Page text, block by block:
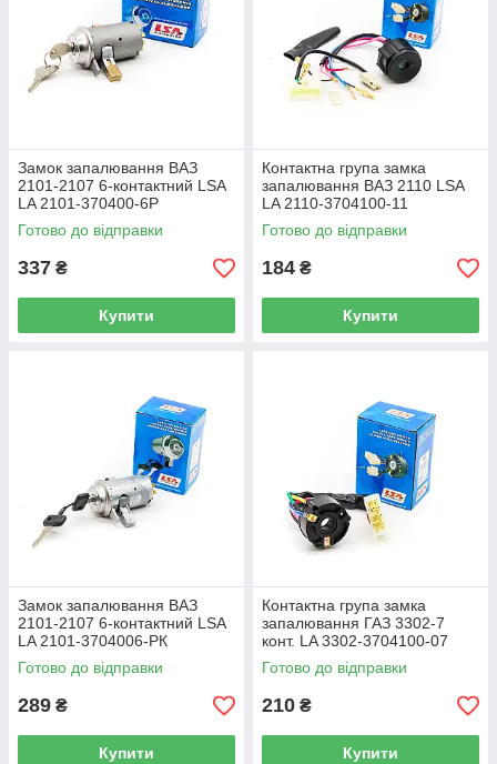
Замок запалювання ВАЗ
2101-2107 6-контактний LSA
LA 2101-370400-6P
Готово до відправки
337 ₴
Купити
Контактна група замка
запалювання ВАЗ 2110 LSA
LA 2110-3704100-11
Готово до відправки
184 ₴
Купити
Замок запалювання ВАЗ
2101-2107 6-контактний LSA
LA 2101-3704006-РК
Готово до відправки
289 ₴
Купити
Контактна група замка
запалювання ГАЗ 3302-7
конт. LA 3302-3704100-07
Готово до відправки
210 ₴
Купити